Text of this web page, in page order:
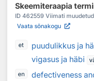
Skeemiteraapia
ID 462559 Viimati muudetud
Vaata sõnakogu
et
puudulikkus ja
vigasus ja häbi
en
defectiveness